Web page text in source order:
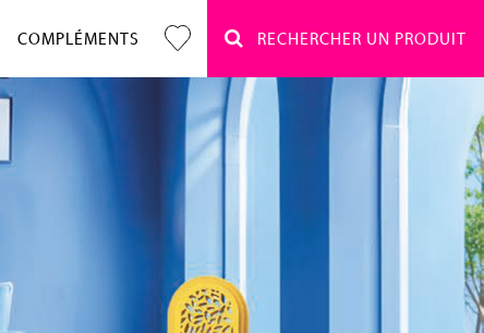
COMPLÉMENTS RECHERCHER UN PRODUIT